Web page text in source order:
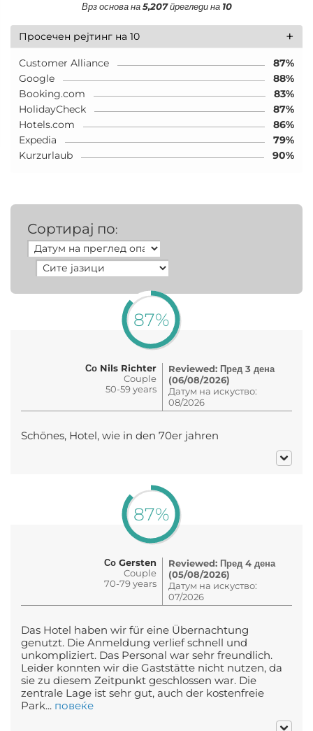
Врз основа на5,207прегледи на 10
+
Просечен рејтинг на 10
Customer Alliance
87%
Google
88%
Booking.com
83%
HolidayCheck
87%
Hotels.com
86%
Expedia
79%
Kurzurlaub
90%
Сортирај по:
87%
Со Nils Richter
Couple
50-59 years
Reviewed: Пред 3 дена
(06/08/2026)
Датум на искуство:
08/2026
Schönes, Hotel, wie in den 70er jahren
87%
Со Gersten
Couple
70-79 years
Reviewed: Пред 4 дена
(05/08/2026)
Датум на искуство:
07/2026
Das Hotel haben wir für eine Übernachtung
genutzt. Die Anmeldung verlief schnell und
unkompliziert. Das Personal war sehr freundlich.
Leider konnten wir die Gaststätte nicht nutzen, da
sie zu diesem Zeitpunkt geschlossen war. Die
zentrale Lage ist sehr gut, auch der kostenfreie
Park... повеќе